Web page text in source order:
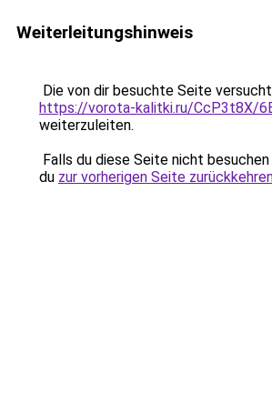
Weiterleitungshinweis
Die von dir besuchte Seite
https://vorota-kalitki.ru/CcP3t8X/
weiterzuleiten.
Falls du diese Seite nicht
du zur vorherigen Seite